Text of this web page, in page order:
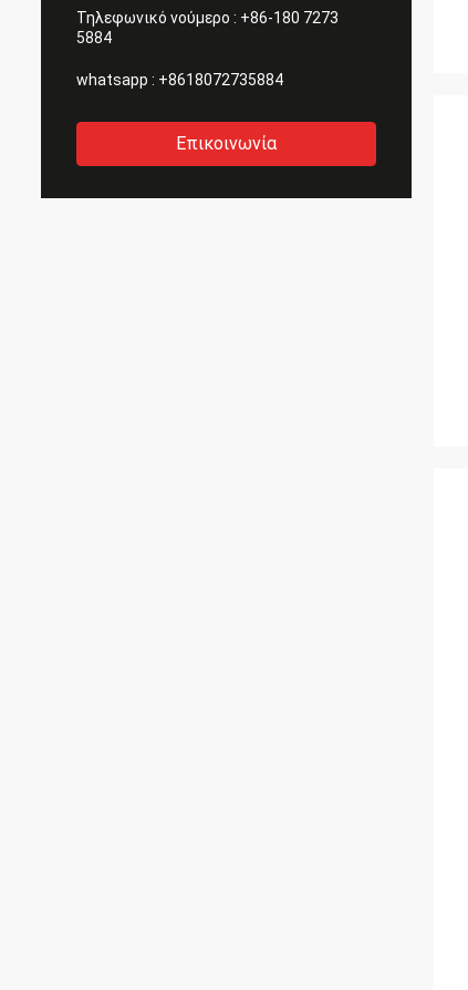
Τηλεφωνικό νούμερο : +86-180 7273
5884
whatsapp : +8618072735884
Επικοινωνία